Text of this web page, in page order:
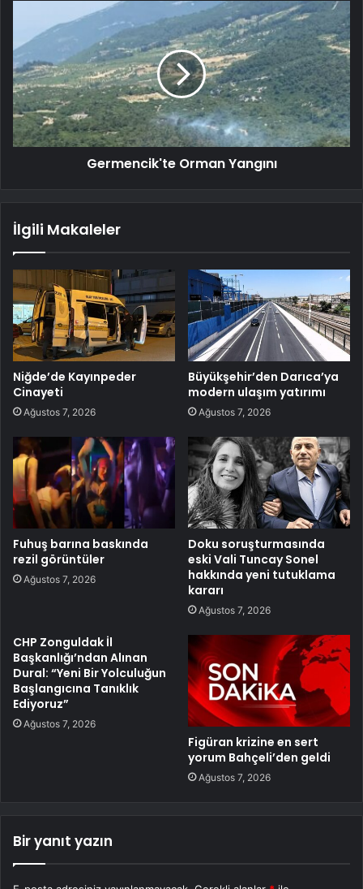
Germencik'te Orman Yangını
İlgili Makaleler
Niğde’de Kayınpeder
Cinayeti
Ağustos 7, 2026
Büyükşehir’den Darıca’ya
modern ulaşım yatırımı
Ağustos 7, 2026
Fuhuş barına baskında
rezil görüntüler
Ağustos 7, 2026
Doku soruşturmasında
eski Vali Tuncay Sonel
hakkında yeni tutuklama
kararı
Ağustos 7, 2026
CHP Zonguldak İl
Başkanlığı’ndan Alınan
Dural: “Yeni Bir Yolculuğun
Başlangıcına Tanıklık
Ediyoruz”
Ağustos 7, 2026
Figüran krizine en sert
yorum Bahçeli’den geldi
Ağustos 7, 2026
Bir yanıt yazın